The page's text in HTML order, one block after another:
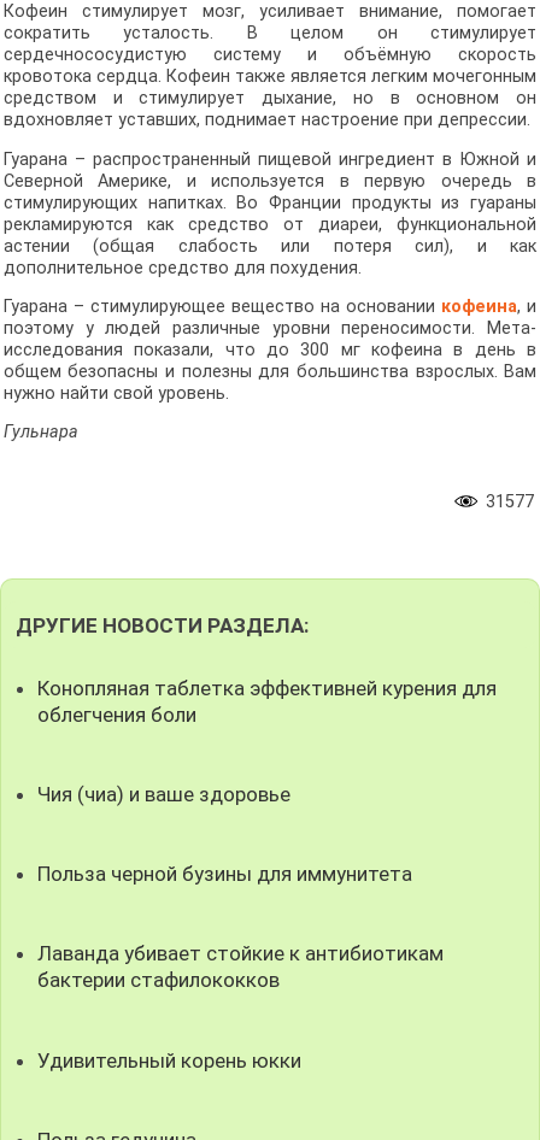
Кофеин стимулирует мозг, усиливает внимание, помогает
сократить усталость. В целом он стимулирует
сердечнососудистую систему и объёмную скорость
кровотока сердца. Кофеин также является легким мочегонным
средством и стимулирует дыхание, но в основном он
вдохновляет уставших, поднимает настроение при депрессии.
Гуарана – распространенный пищевой ингредиент в Южной и
Северной Америке, и используется в первую очередь в
стимулирующих напитках. Во Франции продукты из гуараны
рекламируются как средство от диареи, функциональной
астении (общая слабость или потеря сил), и как
дополнительное средство для похудения.
Гуарана – стимулирующее вещество на основании кофеина, и
поэтому у людей различные уровни переносимости. Мета-
исследования показали, что до 300 мг кофеина в день в
общем безопасны и полезны для большинства взрослых. Вам
нужно найти свой уровень.
Гульнара
31577
ДРУГИЕ НОВОСТИ РАЗДЕЛА:
Конопляная таблетка эффективней курения для
облегчения боли
Чия (чиа) и ваше здоровье
Польза черной бузины для иммунитета
Лаванда убивает стойкие к антибиотикам
бактерии стафилококков
Удивительный корень юкки